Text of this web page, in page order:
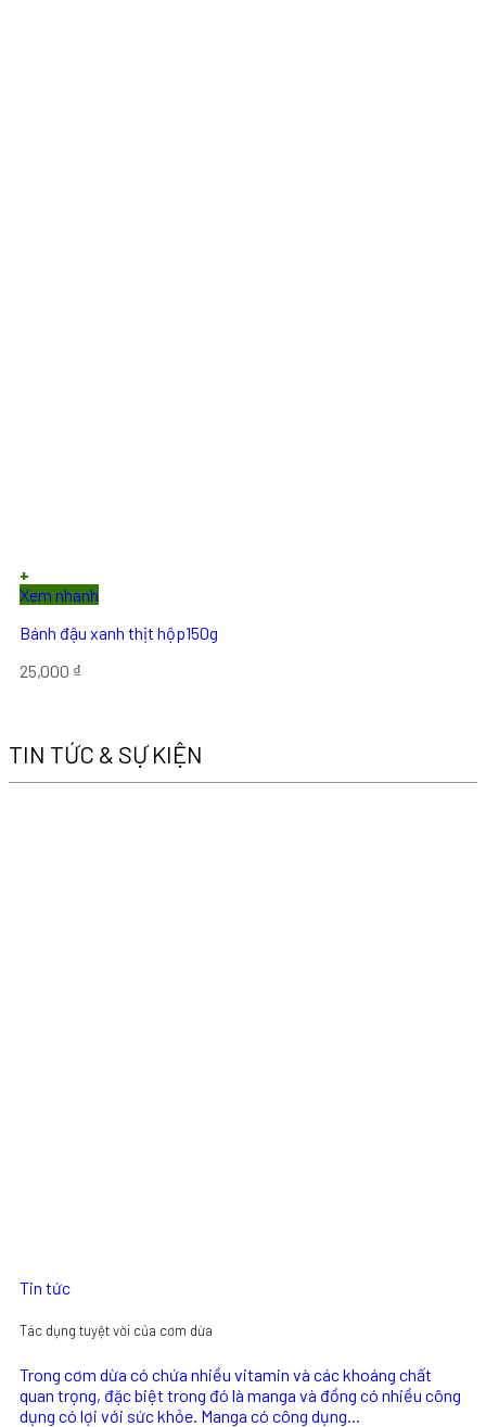
+
Xem nhanh
Bánh đậu xanh thịt hộp150g
25,000 ₫
TIN TỨC & SỰ KIỆN
Tin tức
Tác dụng tuyệt vời của cơm dừa
Trong cơm dừa có chứa nhiều vitamin và các khoáng chất
quan trọng, đặc biệt trong đó là manga và đồng có nhiều công
dụng có lợi với sức khỏe. Manga có công dụng...